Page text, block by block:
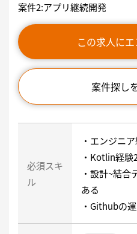
案件2:アプリ継続開発
この求人に
案件探し
必須スキ
ル
・エンジニ
・Kotlin経験
・設計~結合
ある
・Githubの